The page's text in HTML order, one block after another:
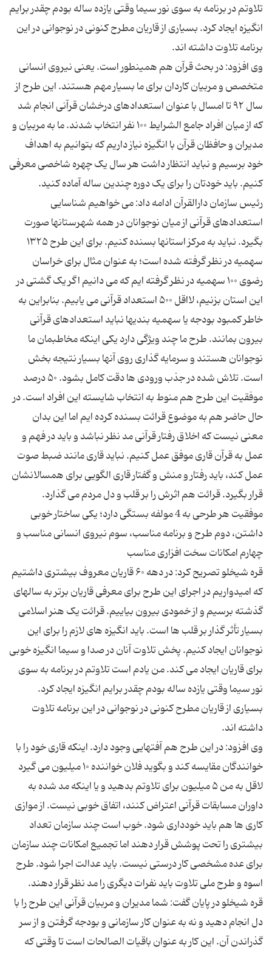
تلاوتم در برنامه به سوی نور سیما وقتی یازده ساله بودم چقدر برایم
انگیزه ایجاد کرد. بسیاری از قاریان مطرح کنونی در نوجوانی در این
وی افزود: در بحث قرآن هم همینطور است. یعنی نیروی انسانی
متخصص و مربیان کاردان برای ما بسیار مهم هستند. این طرح از
سال ۹۲ تا امسال با عنوان استعدادهای درخشان قرآنی انجام شد
که از میان افراد جامع الشرایط ۱۰۰ نفر انتخاب شدند. ما به مربیان و
مدیران و حافظان قرآن با انگیزه نیاز داریم که بتوانیم به اهداف
خود برسیم و نباید انتظار داشت هر سال یک چهره شاخصی معرفی
رئیس سازمان دارالقرآن ادامه داد: می خواهیم شناسایی
استعدادهای قرآنی از میان نوجوانان در همه شهرستانها صورت
بگیرد. نباید به مرکز استانها بسنده کنیم. برای این طرح ۱۳۲۵
سهمیه در نظر گرفته شده است؛ به عنوان مثال برای خراسان
رضوی ۱۰۰ سهمیه در نظر گرفته ایم که می دانیم اگر یک گشتی در
این استان بزنیم، لااقل ۵۰۰ استعداد قرآنی می یابیم. بنابراین به
خاطر کمبود بودجه یا سهمیه بندیها نباید استعدادهای قرآنی
بیرون بمانند. طرح ما چند ویژگی دارد یکی اینکه مخاطبمان ما
نوجوانان هستند و سرمایه گذاری روی آنها بسیار نتیجه بخش
است. تلاش شده در جذب ورودی ها دقت کامل بشود. ۵۰ درصد
موفقیت این طرح هم منوط به انتخاب شایسته این افراد است. در
حال حاضر هم به موضوع قرائت بسنده کرده ایم اما این بدان
معنی نیست که اخلاق رفتار قرآنی مد نظر نباشد و باید در فهم و
عمل به قرآن قاری موفق عمل کنیم. نباید قاری مانند ضبط صوت
عمل کند، باید رفتار و منش و گفتار قاری الگویی برای همسالانشان
موفقیت هر طرحی به 4 مولفه بستگی دارد؛ یکی ساختار خوبی
داشتن، دوم طرح و برنامه مناسب، سوم نیروی انسانی مناسب و
قره شیخلو تصریح کرد: در دهه ۶۰ قاریان معروف بیشتری داشتیم
که امیدواریم در اجرای این طرح برای معرفی قاریان برتر به سالهای
گذشته برسیم و از خمودی بیرون بیاییم. قرائت یک هنر اسلامی
بسیار تأثر گذار بر قلب ها است. باید انگیزه های لازم را برای این
نوجوانان ایجاد کنیم. پخش تلاوت آنان در صدا و سیما انگیزه خوبی
برای قاریان ایجاد می کند. من یادم است تلاوتم در برنامه به سوی
نور سیما وقتی یازده ساله بودم چقدر برایم انگیزه ایجاد کرد.
بسیاری از قاریان مطرح کنونی در نوجوانی در این برنامه تلاوت
وی افزود: در این طرح هم آفتهایی وجود دارد. اینکه قاری خود را با
خوانندگان مقایسه کند و بگوید فلان خواننده ۱۰ میلیون می گیرد
لاقل به من ۵ میلیون برای تلاوتم بدهید و یا اینکه مد شده به
داوران مسابقات قرآنی اعتراض کنند، اتفاق خوبی نیست. از موازی
کاری ها هم باید خودداری شود. خوب است چند سازمان تعداد
بیشتری را تحت پوشش قرار دهند اما تجمیع امکانات چند سازمان
برای عده مشخصی کار درستی نیست. باید عدالت اجرا شود. طرح
قره شیخلو در پایان گفت: شما مدیران و مربیان قرآنی این طرح را با
دل انجام دهید و نه به عنوان کار سازمانی و بودجه گرفتن و از سر
گذراندن آن. این کار به عنوان باقیات الصالحات است تا وقتی که